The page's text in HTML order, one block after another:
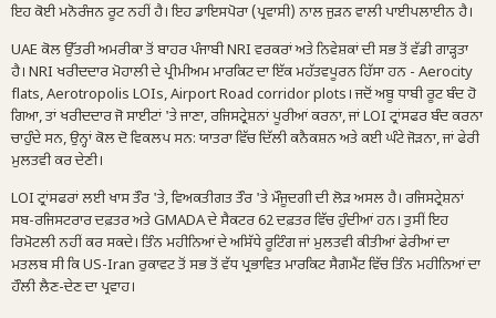
ਇਹ ਕੋਈ ਮਨੋਰੰਜਨ ਰੂਟ ਨਹੀਂ ਹੈ। ਇਹ ਡਾਇਸਪੋਰਾ (ਪ੍ਰਵਾਸੀ) ਨਾਲ ਜੁੜਨ ਵਾਲੀ ਪਾਈਪਲਾਈਨ ਹੈ।
UAE ਕੋਲ ਉੱਤਰੀ ਅਮਰੀਕਾ ਤੋਂ ਬਾਹਰ ਪੰਜਾਬੀ NRI ਵਰਕਰਾਂ ਅਤੇ ਨਿਵੇਸ਼ਕਾਂ ਦੀ ਸਭ ਤੋਂ ਵੱਡੀ ਗਾੜ੍ਹਤਾ
ਹੈ। NRI ਖਰੀਦਦਾਰ ਮੋਹਾਲੀ ਦੇ ਪ੍ਰੀਮੀਅਮ ਮਾਰਕਿਟ ਦਾ ਇੱਕ ਮਹੱਤਵਪੂਰਨ ਹਿੱਸਾ ਹਨ - Aerocity
flats, Aerotropolis LOIs, Airport Road corridor plots। ਜਦੋਂ ਅਬੂ ਧਾਬੀ ਰੂਟ ਬੰਦ ਹੋ
ਗਿਆ, ਤਾਂ ਖਰੀਦਦਾਰ ਜੋ ਸਾਈਟਾਂ 'ਤੇ ਜਾਣਾ, ਰਜਿਸਟ੍ਰੇਸ਼ਨਾਂ ਪੂਰੀਆਂ ਕਰਨਾ, ਜਾਂ LOI ਟ੍ਰਾਂਸਫਰ ਬੰਦ ਕਰਨਾ
ਚਾਹੁੰਦੇ ਸਨ, ਉਨ੍ਹਾਂ ਕੋਲ ਦੋ ਵਿਕਲਪ ਸਨ: ਯਾਤਰਾ ਵਿੱਚ ਦਿੱਲੀ ਕਨੈਕਸ਼ਨ ਅਤੇ ਕਈ ਘੰਟੇ ਜੋੜਨਾ, ਜਾਂ ਫੇਰੀ
ਮੁਲਤਵੀ ਕਰ ਦੇਣੀ।
LOI ਟ੍ਰਾਂਸਫਰਾਂ ਲਈ ਖਾਸ ਤੌਰ 'ਤੇ, ਵਿਅਕਤੀਗਤ ਤੌਰ 'ਤੇ ਮੌਜੂਦਗੀ ਦੀ ਲੋੜ ਅਸਲ ਹੈ। ਰਜਿਸਟ੍ਰੇਸ਼ਨਾਂ
ਸਬ-ਰਜਿਸਟਰਾਰ ਦਫ਼ਤਰ ਅਤੇ GMADA ਦੇ ਸੈਕਟਰ 62 ਦਫ਼ਤਰ ਵਿੱਚ ਹੁੰਦੀਆਂ ਹਨ। ਤੁਸੀਂ ਇਹ
ਰਿਮੋਟਲੀ ਨਹੀਂ ਕਰ ਸਕਦੇ। ਤਿੰਨ ਮਹੀਨਿਆਂ ਦੇ ਅਸਿੱਧੇ ਰੂਟਿੰਗ ਜਾਂ ਮੁਲਤਵੀ ਕੀਤੀਆਂ ਫੇਰੀਆਂ ਦਾ
ਮਤਲਬ ਸੀ ਕਿ US-Iran ਰੁਕਾਵਟ ਤੋਂ ਸਭ ਤੋਂ ਵੱਧ ਪ੍ਰਭਾਵਿਤ ਮਾਰਕਿਟ ਸੈਗਮੈਂਟ ਵਿੱਚ ਤਿੰਨ ਮਹੀਨਿਆਂ ਦਾ
ਹੌਲੀ ਲੈਣ-ਦੇਣ ਦਾ ਪ੍ਰਵਾਹ।